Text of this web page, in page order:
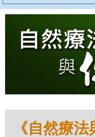
《自然療